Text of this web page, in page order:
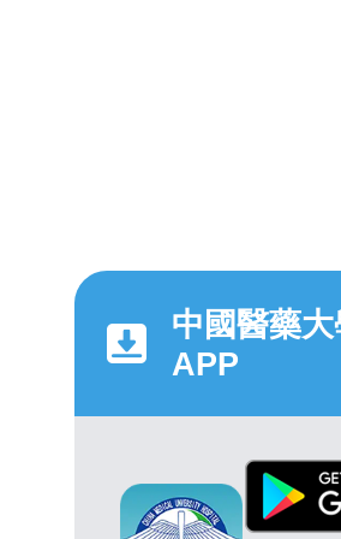
中國醫藥
APP